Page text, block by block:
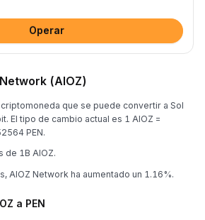
Operar
(AIOZ)
que se puede convertir a Sol
El tipo de cambio actual es 1 AIOZ =
PEN.
de 1B AIOZ.
AIOZ Network ha aumentado un 1.16%.
a PEN